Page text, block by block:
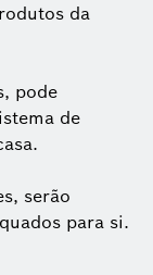
da
pode
de
serão
para si.